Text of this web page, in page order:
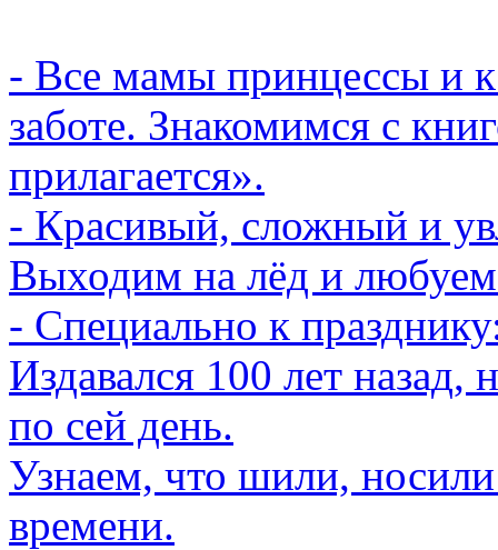
- Все мамы принцессы и к
заботе. Знакомимся с
прилагается».
- Красивый, сложный и
Выходим на лёд и
- Специально к
Издавался 100 лет
по сей день.
Узнаем, что шили,
времени.